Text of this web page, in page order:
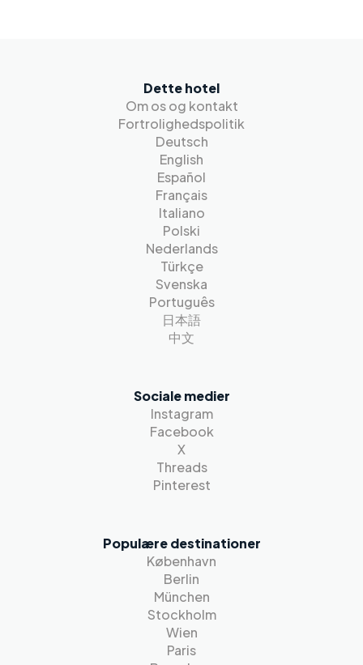
Dette hotel
Om os og kontakt
Fortrolighedspolitik
Deutsch
English
Español
Français
Italiano
Polski
Nederlands
Türkçe
Svenska
Português
日本語
中文
Sociale medier
Instagram
Facebook
X
Threads
Pinterest
Populære destinationer
København
Berlin
München
Stockholm
Wien
Paris